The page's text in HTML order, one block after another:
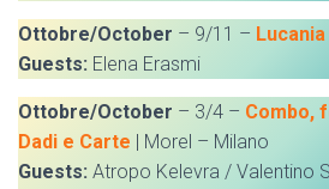
Ottobre/October – 9/11 –
Guests: Elena Erasmi
Ottobre/October – 3/4 – Combo,
Dadi e Carte | Morel – Milano
Guests: Atropo Kelevra / Valentino